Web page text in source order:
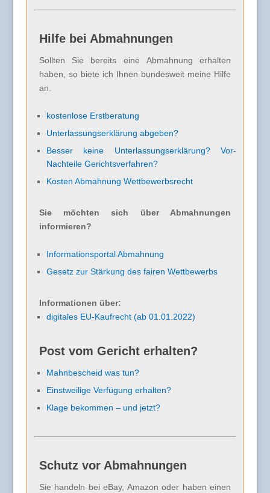
Hilfe bei Abmahnungen
Sollten Sie bereits eine Abmahnung erhalten
haben, so biete ich Ihnen bundesweit meine Hilfe
an.
kostenlose Erstberatung
Unterlassungserklärung abgeben?
Besser keine Unterlassungserklärung? Vor-
Nachteile Gerichtsverfahren?
Kosten Abmahnung Wettbewerbsrecht
Sie möchten sich über Abmahnungen
informieren?
Informationsportal Abmahnung
Gesetz zur Stärkung des fairen Wettbewerbs
Informationen über:
digitales EU-Kaufrecht (ab 01.01.2022)
Post vom Gericht erhalten?
Mahnbescheid was tun?
Einstweilige Verfügung erhalten?
Klage bekommen – und jetzt?
Schutz vor Abmahnungen
Sie handeln bei eBay, Amazon oder haben einen